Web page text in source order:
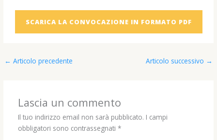
SCARICA LA CONVOCAZIONE IN FORMATO PDF
← Articolo precedente Articolo successivo →
Lascia un commento
Il tuo indirizzo email non sarà pubblicato. I campi
obbligatori sono contrassegnati *